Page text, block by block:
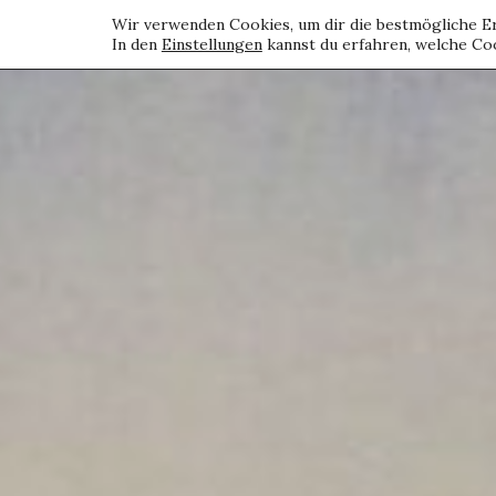
Wir verwenden Cookies, um dir die bestmögliche
In den Einstellungenkannst du erfahren, welche